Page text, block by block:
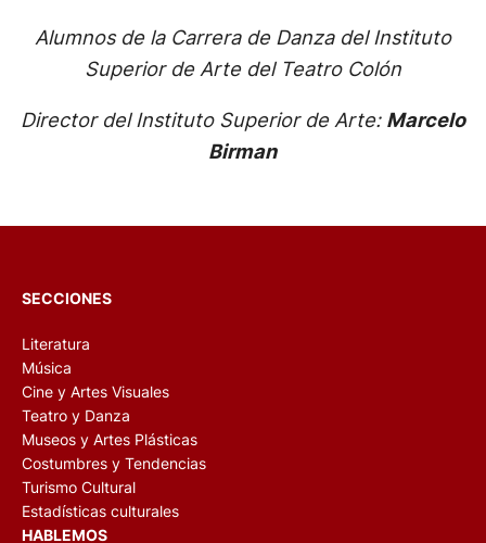
Alumnos de la Carrera de Danza del Instituto
Superior de Arte del Teatro Colón
Director del Instituto Superior de Arte: Marcelo
Birman
SECCIONES
Literatura
Música
Cine y Artes Visuales
Teatro y Danza
Museos y Artes Plásticas
Costumbres y Tendencias
Turismo Cultural
Estadísticas culturales
HABLEMOS